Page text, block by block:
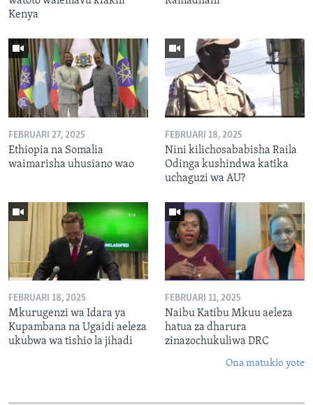
Kenya
FEBRUARI 27, 2025
Ethiopia na Somalia
waimarisha uhusiano wao
FEBRUARI 18, 2025
Nini kilichosababisha Raila
Odinga kushindwa katika
uchaguzi wa AU?
FEBRUARI 18, 2025
Mkurugenzi wa Idara ya
Kupambana na Ugaidi aeleza
ukubwa wa tishio la jihadi
FEBRUARI 11, 2025
Naibu Katibu Mkuu aeleza
hatua za dharura
zinazochukuliwa DRC
Ona matukio yote